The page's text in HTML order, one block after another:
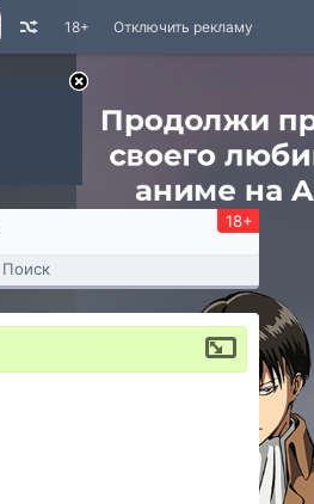
Отключить рекламу
18+
18+
Поиск